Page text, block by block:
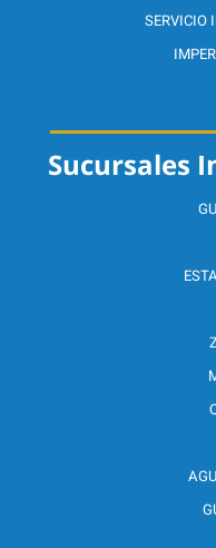
Sucursales
SERVICIO